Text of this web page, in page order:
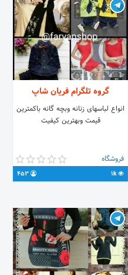
گروه تلگرام فریان شاپ
انواع لباسهای زنانه وبچه گانه باکمترین
قیمت وبهترین کیفیت
فروشگاه
1k